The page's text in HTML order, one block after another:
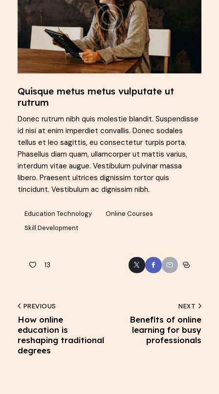
Quisque metus metus vulputate ut
rutrum
Donec rutrum nibh quis molestie blandit. Suspendisse
id nisi at enim imperdiet convallis. Donec sodales
tellus et leo sagittis, eu consectetur turpis porta.
Phasellus diam quam, ullamcorper ut mattis varius,
interdum vitae augue. Vestibulum pulvinar massa
libero. Praesent ultrices dignissim tortor quis
tincidunt. Vestibulum ac dignissim nibh.
Education Technology
Online Courses
Skill Development
13
PREVIOUS
How online
education is
reshaping traditional
degrees
NEXT
Benefits of online
learning for busy
professionals